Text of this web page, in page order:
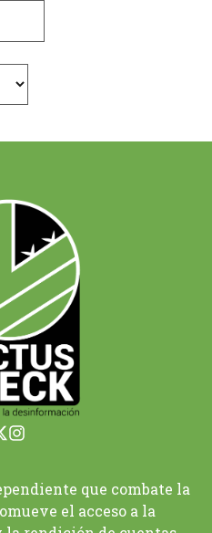
que combate la
el acceso a la